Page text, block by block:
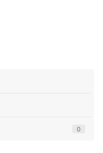
0